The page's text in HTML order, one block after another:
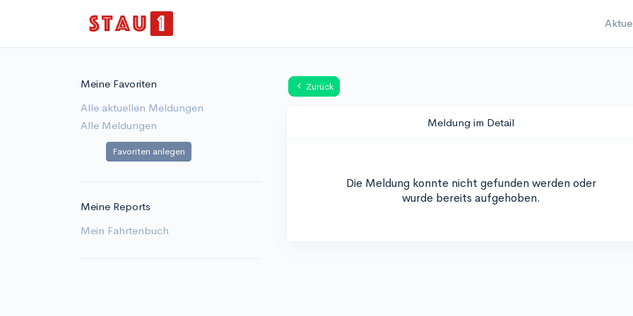
Meine Favoriten
Alle aktuellen Meldungen
Alle Meldungen
Favoriten anlegen
Meine Reports
Mein Fahrtenbuch
Zurück
Meldung im Detail
Die Meldung konnte nicht gefunden werden oder
wurde bereits aufgehoben.